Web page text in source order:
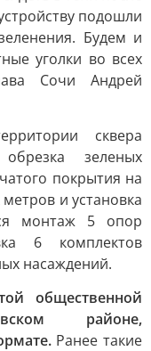
подошли
Будем и
уголки во всех
Сочи Андрей
сквера
зеленых
покрытия на
и установка
монтаж 5 опор
6 комплектов
насаждений.
общественной
районе,
Ранее такие